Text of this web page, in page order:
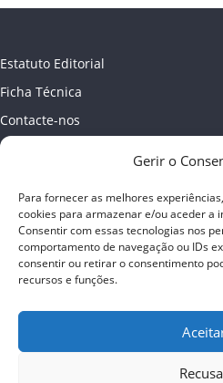
Gerir o
Para fornecer as melhores
cookies para armazenar e/ou aceder a
Consentir com essas tecnologias nos
comportamento de navegação ou IDs
consentir ou retirar o consentimento
recursos e funções.
Estatuto Editorial
Ficha Técnica
Contacte-nos
Newsletter
Publicidade